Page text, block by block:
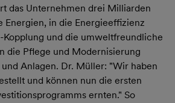
das Unternehmen drei Milliarden
Energien, in die Energieeffizienz
und die umweltfreundliche
die Pflege und Modernisierung
Anlagen. Dr. Müller: "Wir haben
und können nun die ersten
ernten." So